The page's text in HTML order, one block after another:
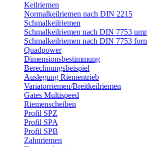
Keilriemen
Normalkeilriemen nach DIN 2215
Schmalkeilriemen
Schmalkeilriemen nach DIN 7753
Schmalkeilriemen nach DIN 7753
Quadpower
Dimensionsbestimmung
Berechnungsbeispiel
Auslegung Riementrieb
Variatorriemen/Breitkeilriemen
Gates Multispeed
Riemenscheiben
Profil SPZ
Profil SPA
Profil SPB
Zahnriemen